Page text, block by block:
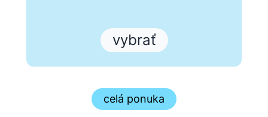
vybrať
celá ponuka